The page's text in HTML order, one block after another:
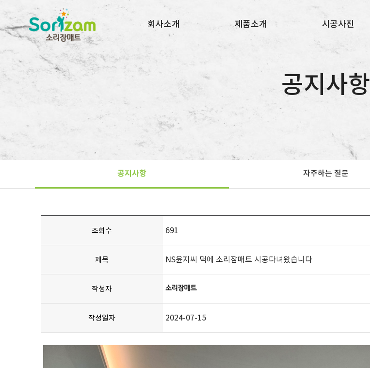
회사소개
회사소개
오시는길
지사목록
제품소개
TPU 퍼즐매트
시공사진
공지사항
공지사항 자주하는 질문
조회수 691
제목 NS윤지씨 댁에 소리잠매트 시공다녀왔습니다
작성자
작성일자 2024-07-15